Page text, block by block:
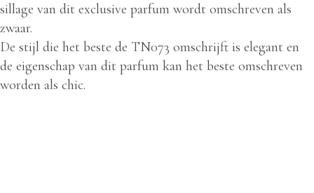
sillage van dit exclusive parfum wordt omschreven als
zwaar.
De stijl die het beste de TN073 omschrijft is elegant en
de eigenschap van dit parfum kan het beste omschreven
worden als chic.